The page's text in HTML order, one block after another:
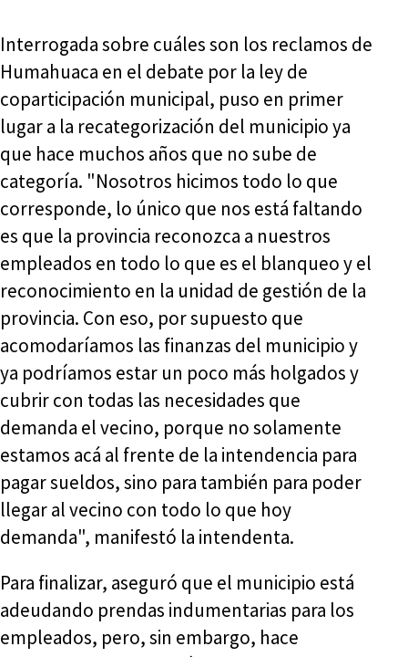
Interrogada sobre cuáles son los reclamos de
Humahuaca en el debate por la ley de
coparticipación municipal, puso en primer
lugar a la recategorización del municipio ya
que hace muchos años que no sube de
categoría. "Nosotros hicimos todo lo que
corresponde, lo único que nos está faltando
es que la provincia reconozca a nuestros
empleados en todo lo que es el blanqueo y el
reconocimiento en la unidad de gestión de la
provincia. Con eso, por supuesto que
acomodaríamos las finanzas del municipio y
ya podríamos estar un poco más holgados y
cubrir con todas las necesidades que
demanda el vecino, porque no solamente
estamos acá al frente de la intendencia para
pagar sueldos, sino para también para poder
llegar al vecino con todo lo que hoy
demanda", manifestó la intendenta.
Para finalizar, aseguró que el municipio está
adeudando prendas indumentarias para los
empleados, pero, sin embargo, hace